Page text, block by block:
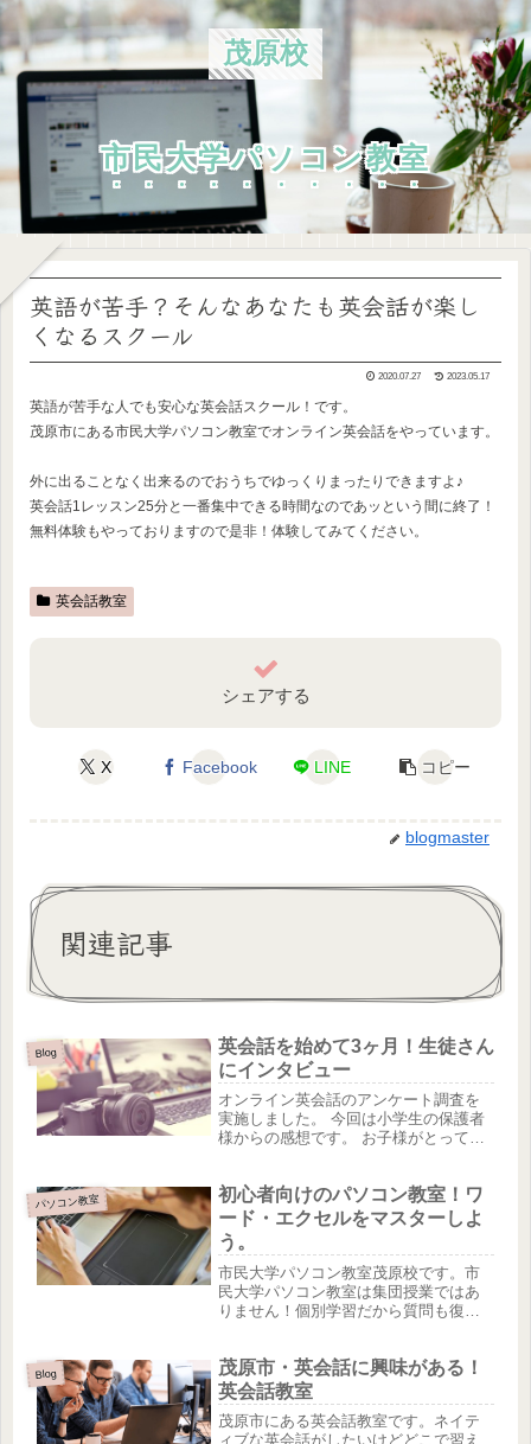
茂原校
市民大学パソコン教室
英語が苦手？そんなあなたも英会話が楽し
くなるスクール
2020.07.27 2023.05.17
英語が苦手な人でも安心な英会話スクール！です。
茂原市にある市民大学パソコン教室でオンライン英会話をやっています。
外に出ることなく出来るのでおうちでゆっくりまったりできますよ♪
英会話1レッスン25分と一番集中できる時間なのであッという間に終了！
無料体験もやっておりますので是非！体験してみてください。
英会話教室
シェアする
X Facebook LINE コピー
blogmaster
関連記事
Blog
英会話を始めて3ヶ月！生徒さん
にインタビュー
オンライン英会話のアンケート調査を
実施しました。 今回は小学生の保護者
様からの感想です。 お子様がとっても
人も目の前で見れて安心できるし、送
り迎えもないのもうれしいです...
パソコン教室
初心者向けのパソコン教室！ワ
ード・エクセルをマスターしよ
う。
市民大学パソコン教室茂原校です。市
民大学パソコン教室は集団授業ではあ
りません！個別学習だから質問も復習
い。主婦の方もたくさん居るので空い
ている時間を利用してみるのもいいか
も...
Blog
茂原市・英会話に興味がある！
英会話教室
茂原市にある英会話教室です。ネイテ
ィブな英会話がしたいけどどこで習え